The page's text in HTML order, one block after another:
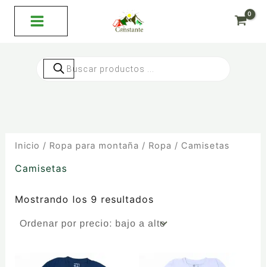
contenido
Búsqueda
productos
Inicio / Ropa para montaña / Ropa / Camisetas
Camisetas
Mostrando los 9 resultados